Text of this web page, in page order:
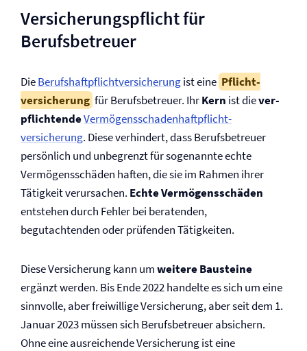
Versicherungspflicht für
Berufsbetreuer
DieBerufs­haftpflicht­versicherungist eine Pflicht­
versicherung für Berufsbetreuer. IhrKern ist diever­
pflichtendeVermögensschaden­haftpflicht­
versicherung. Diese verhindert, dass Berufsbetreuer
persönlich und unbegrenzt für sogenannte echte
Vermögensschäden haften, die sie im Rahmen ihrer
Tätigkeit verursachen. Echte Vermögensschäden
entstehen durch Fehler bei beratenden,
begutachtenden oder prüfenden Tätigkeiten.
Diese Versicherung kann umweitere Bausteine
ergänzt werden. Bis Ende 2022 handelte es sich um eine
sinnvolle, aber freiwillige Versicherung, aber seit dem 1.
Januar 2023 müssen sich Berufsbetreuer absichern.
Ohne eine ausreichende Versicherung ist eine